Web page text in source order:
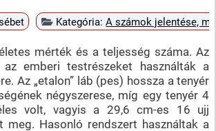
Kategória:A számok jelentése,
mérték és a teljesség száma. Az
emberi testrészeket használták a
Az „etalon” láb (pes) hossza a tenyér
négyszerese, míg egy tenyér 4
volt, vagyis a 29,6 cm-es 16 ujj
meg. Hasonló rendszert használtak a